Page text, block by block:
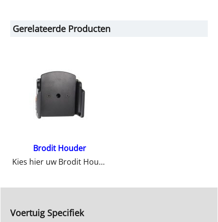
Gerelateerde Producten
Brodit Houder
Kies hier uw Brodit Houder
Voertuig Specifiek